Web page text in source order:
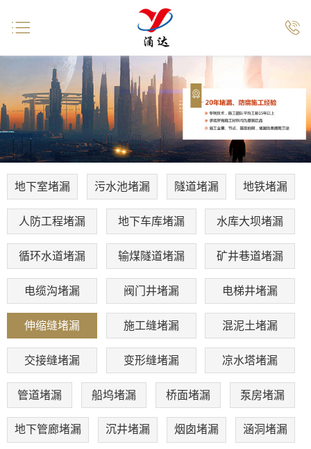
地下室堵漏 污水池堵漏 隧道堵漏 地铁堵漏
人防工程堵漏 地下车库堵漏 水库大坝堵漏
循环水道堵漏 输煤隧道堵漏 矿井巷道堵漏
电缆沟堵漏 阀门井堵漏 电梯井堵漏
伸缩缝堵漏 施工缝堵漏 混泥土堵漏
交接缝堵漏 变形缝堵漏 凉水塔堵漏
管道堵漏 船坞堵漏 桥面堵漏 泵房堵漏
地下管廊堵漏 沉井堵漏 烟囱堵漏 涵洞堵漏
 